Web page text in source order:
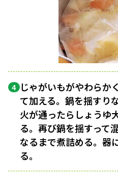
4 じゃがいもがやわらか
て加える。鍋を揺すり
火が通ったらしょう
る。再び鍋を揺すって
なるまで煮詰める。器
る。